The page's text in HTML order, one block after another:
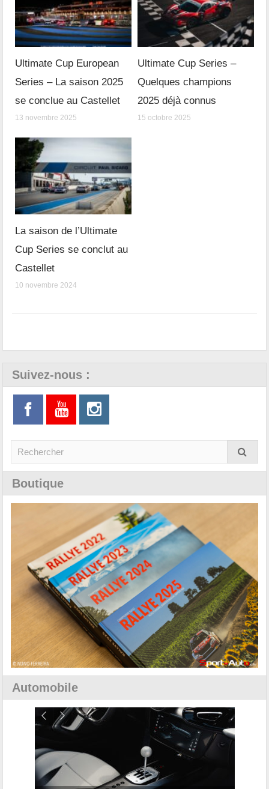
Ultimate Cup European
Series – La saison 2025
se conclue au Castellet
13 novembre 2025
Ultimate Cup Series –
Quelques champions
2025 déjà connus
15 octobre 2025
La saison de l’Ultimate
Cup Series se conclut au
Castellet
10 novembre 2024
Suivez-nous :
Boutique
Automobile